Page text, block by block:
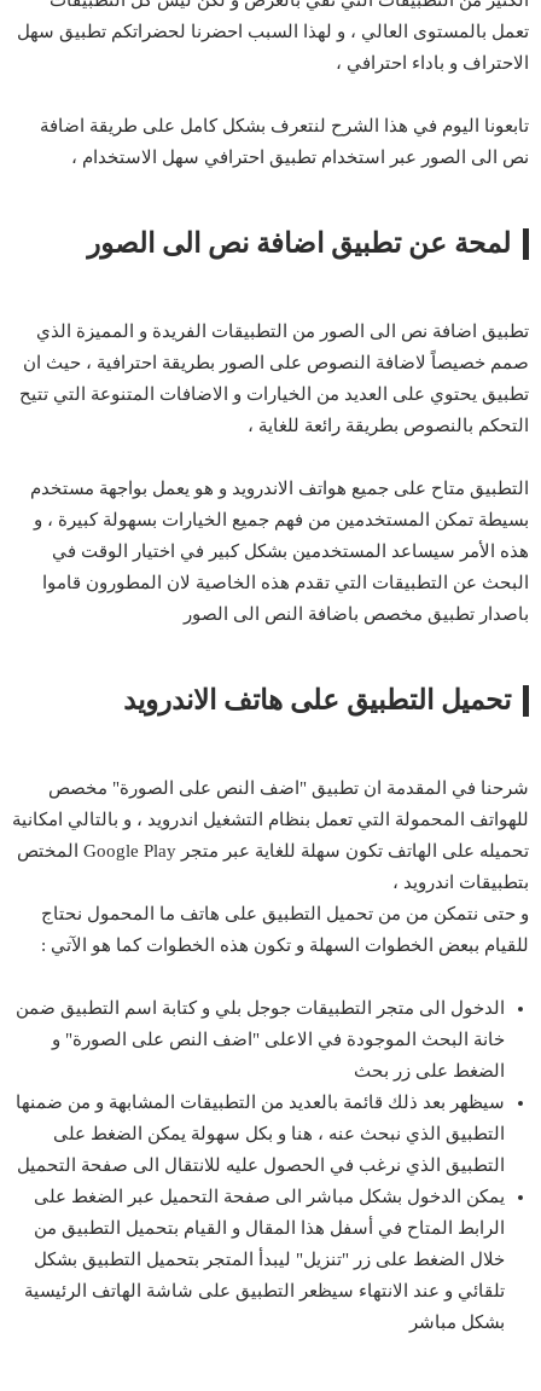
تعمل بالمستوى العالي ، و لهذا السبب احضرنا لحضراتكم تطبيق سهل
الاحتراف و باداء احترافي ،
تابعونا اليوم في هذا الشرح لنتعرف بشكل كامل على طريقة اضافة
نص الى الصور عبر استخدام تطبيق احترافي سهل الاستخدام ،
لمحة عن تطبيق اضافة نص الى الصور
تطبيق اضافة نص الى الصور من التطبيقات الفريدة و المميزة الذي
صمم خصيصاً لاضافة النصوص على الصور بطريقة احترافية ، حيث ان
تطبيق يحتوي على العديد من الخيارات و الاضافات المتنوعة التي تتيح
التحكم بالنصوص بطريقة رائعة للغاية ،
التطبيق متاح على جميع هواتف الاندرويد و هو يعمل بواجهة مستخدم
بسيطة تمكن المستخدمين من فهم جميع الخيارات بسهولة كبيرة ، و
هذه الأمر سيساعد المستخدمين بشكل كبير في اختيار الوقت في
البحث عن التطبيقات التي تقدم هذه الخاصية لان المطورون قاموا
باصدار تطبيق مخصص باضافة النص الى الصور
تحميل التطبيق على هاتف الاندرويد
شرحنا في المقدمة ان تطبيق "اضف النص على الصورة" مخصص
للهواتف المحمولة التي تعمل بنظام التشغيل اندرويد ، و بالتالي امكانية
تحميله على الهاتف تكون سهلة للغاية عبر متجر Google Play المختص
بتطبيقات اندرويد ،
و حتى نتمكن من من تحميل التطبيق على هاتف ما المحمول نحتاج
للقيام ببعض الخطوات السهلة و تكون هذه الخطوات كما هو الآتي :
الدخول الى متجر التطبيقات جوجل بلي و كتابة اسم التطبيق ضمن
خانة البحث الموجودة في الاعلى "اضف النص على الصورة" و
الضغط على زر بحث
سيظهر بعد ذلك قائمة بالعديد من التطبيقات المشابهة و من ضمنها
التطبيق الذي نبحث عنه ، هنا و بكل سهولة يمكن الضغط على
التطبيق الذي نرغب في الحصول عليه للانتقال الى صفحة التحميل
يمكن الدخول بشكل مباشر الى صفحة التحميل عبر الضغط على
الرابط المتاح في أسفل هذا المقال و القيام بتحميل التطبيق من
خلال الضغط على زر "تنزيل" ليبدأ المتجر بتحميل التطبيق بشكل
تلقائي و عند الانتهاء سيظعر التطبيق على شاشة الهاتف الرئيسية
بشكل مباشر